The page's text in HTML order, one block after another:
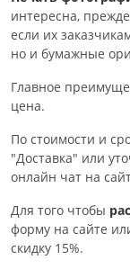
интересна,
если их
но и бумажные
Главное
цена.
По стоимости и
"Доставка" или
онлайн чат на
Для того чтобы
форму на сайте
скидку 15%.